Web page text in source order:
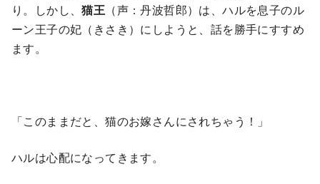
り。しかし、猫王 （声：丹波哲郎）は、ハルを息子のル
ーン王子の妃（きさき）にしようと、話を勝手にすすめ
ます。
「このままだと、猫のお嫁さんにされちゃう！」
ハルは心配になってきます。